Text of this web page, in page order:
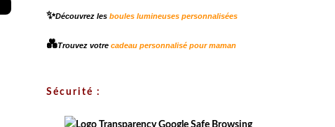
✨Découvrez les boules lumineuses personnalisées
💑Trouvez votre cadeau personnalisé pour maman
Sécurité :